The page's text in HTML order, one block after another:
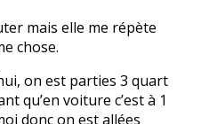
mais elle me répète
chose.
on est parties 3 quart
qu’en voiture c’est à 1
donc on est allées